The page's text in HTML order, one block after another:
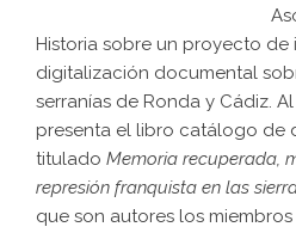
Historia sobre un proyecto de
digitalización documental
serranías de Ronda y Cádiz.
presenta el libro catálogo de
titulado Memoria recuperada,
represión franquista en las
que son autores los